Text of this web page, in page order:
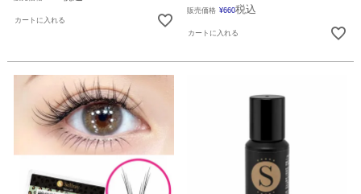
カートに入れる
販売価格 ¥660税込
カートに入れる